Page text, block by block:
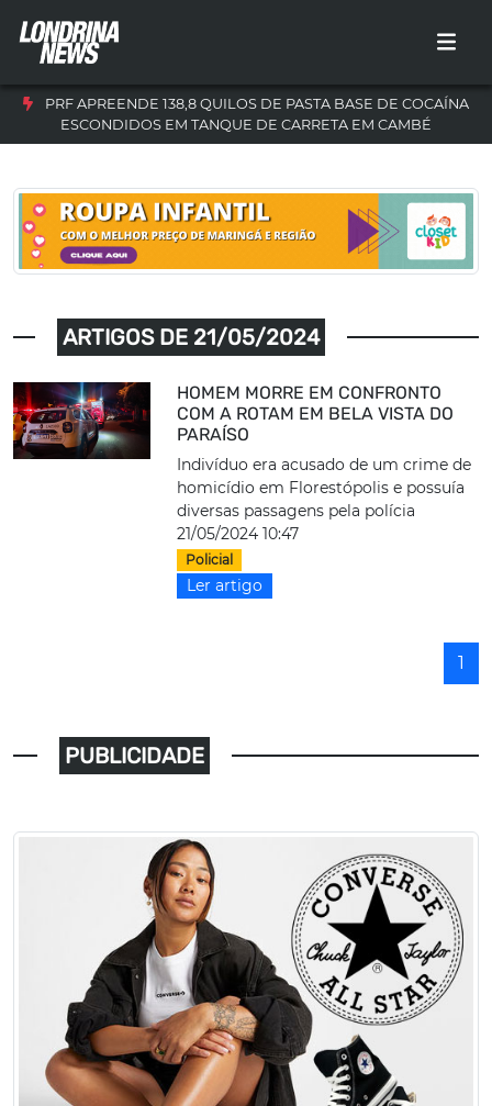
PRF APREENDE 138,8 QUILOS DE PASTA BASE DE COCAÍNA
ESCONDIDOS EM TANQUE DE CARRETA EM CAMBÉ
ARTIGOS DE 21/05/2024
HOMEM MORRE EM CONFRONTO
COM A ROTAM EM BELA VISTA DO
PARAÍSO
Indivíduo era acusado de um crime de
homicídio em Florestópolis e possuía
diversas passagens pela polícia
21/05/2024 10:47
Policial
Ler artigo
1
PUBLICIDADE